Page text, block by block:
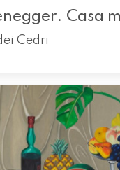
Casa
Cedri